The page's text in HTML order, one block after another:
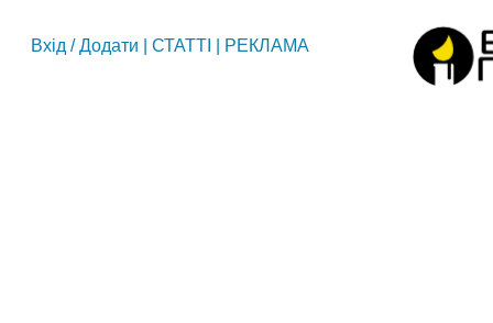
Вхід /Додати СТАТТІ РЕКЛАМА